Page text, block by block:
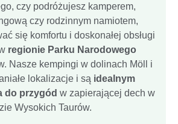
czy podróżujesz kamperem,
czy rodzinnym namiotem,
się komfortu i doskonałej obsługi
regionie Parku Narodowego
Nasze kempingi w dolinach Möll i
lokalizacje i są idealnym
do przygód w zapierającej dech w
Wysokich Taurów.